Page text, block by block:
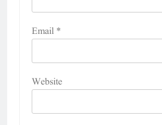
Email *
Website